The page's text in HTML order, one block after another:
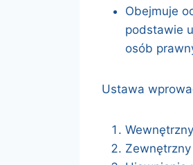
Obejmuje
podstawie
osób
Ustawa